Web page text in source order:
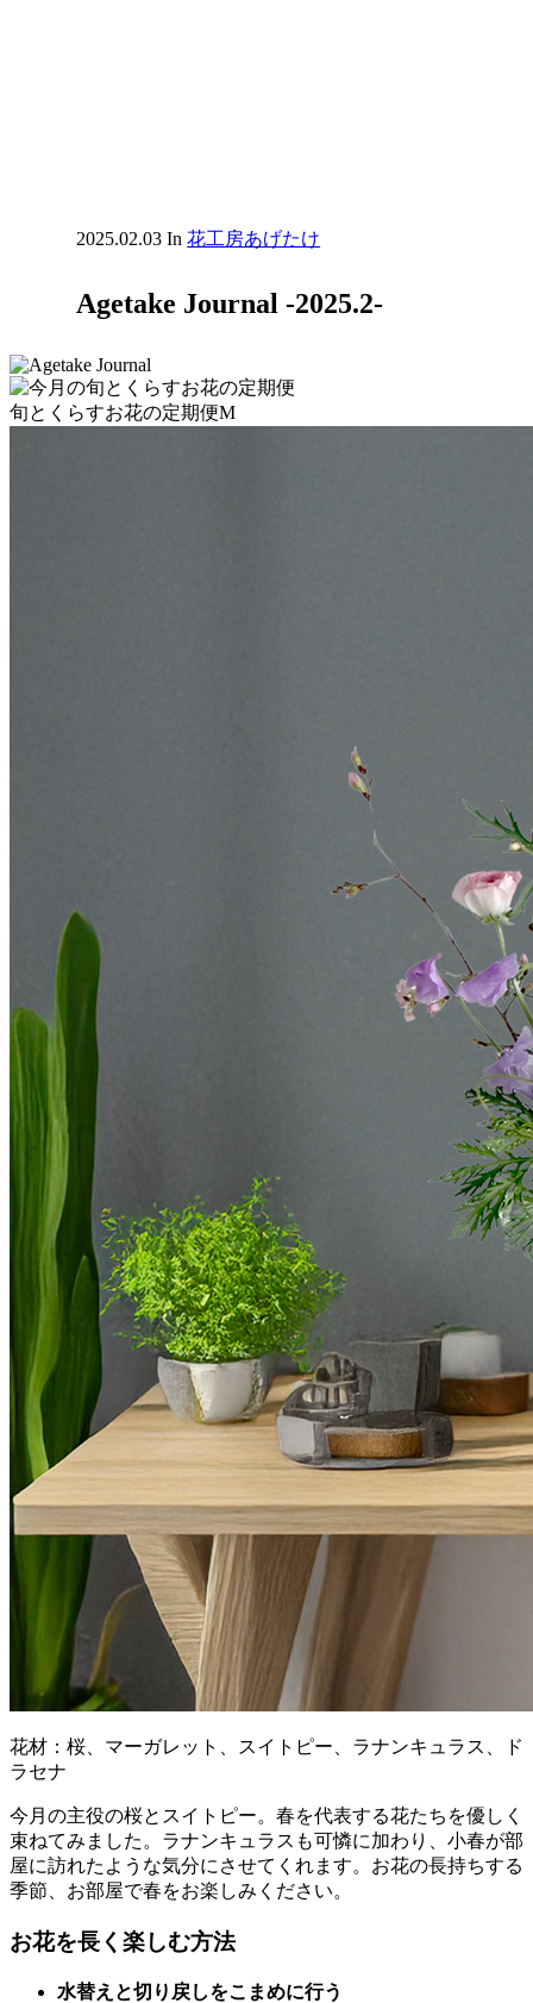
2025.02.03 In 花工房あげたけ
Agetake Journal -2025.2-
旬とくらすお花の定期便M
花材：桜、 マーガレット、スイトピー、ラナンキュラス、
ド
ラセナ
今月の主役の桜とスイトピー。春を代表する花たちを優しく
束ねてみました。ラナンキュラスも可憐に加わり、小春が部
屋に訪れたような気分にさせてくれます。お花の長持ちする
季節、お部屋で春をお楽しみください。
お花を長く楽しむ方法
水替えと切り戻しをこまめに行う